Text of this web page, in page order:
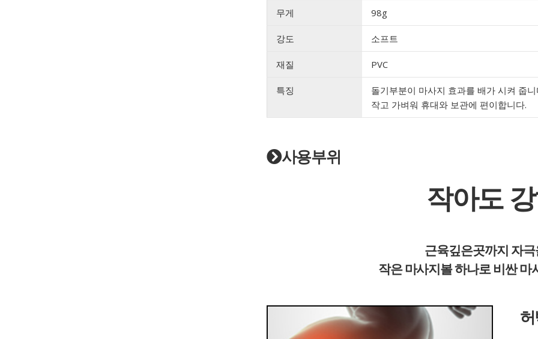
무게 98g
강도 소프트
재질 PVC
특징
돌기부분이 마사지 효과를 배가 시켜 줍니
작고 가벼워 휴대와 보관에 편이합니다.
사용부위
작아도
근육깊은곳까지 자
작은 마사지볼 하나로 비싼 마